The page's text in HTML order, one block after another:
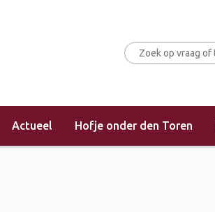
Actueel Hofje onder den Toren
»Kerkdienst (middagdienst)